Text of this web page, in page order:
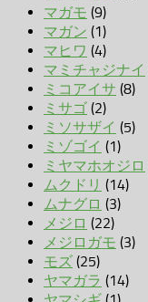
マガモ (9)
マガン (1)
マヒワ (4)
マミチャジナイ
ミコアイサ (8)
ミサゴ (2)
ミソサザイ (5)
ミゾゴイ (1)
ミヤマホオジロ
ムクドリ (14)
ムナグロ (3)
メジロ (22)
メジロガモ (3)
モズ (25)
ヤマガラ (14)